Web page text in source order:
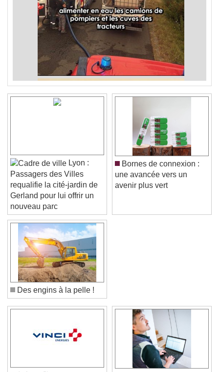
Lyon :
Passagers des Villes
requalifie la cité-jardin de
Gerland pour lui offrir un
nouveau parc
Bornes de connexion :
une avancée vers un
Des engins à la pelle !